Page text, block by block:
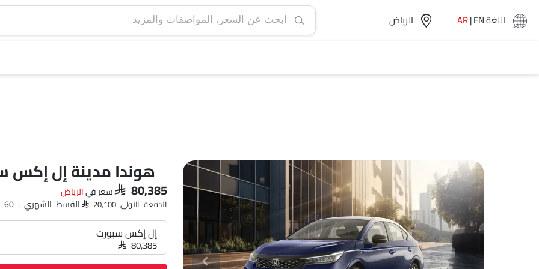
الرياض‎ اللغةEN
|
AR
هوندا مدينة إل إكس
SAR 80,385 سعر فيالرياض‎
الدفعة الأولى SAR 20,100 القسط الشهري : SAR 1,165 x 60
إل إكس سبورت
SAR 80,385